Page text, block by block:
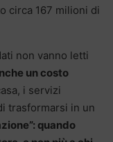
circa 167 milioni di
non vanno letti
un costo
i servizi
trasformarsi in un
quando